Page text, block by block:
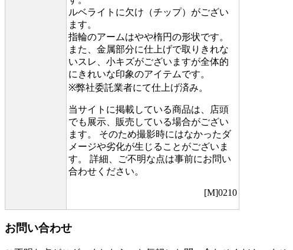
ルベライトに欠け（チップ）がござい
ます。
指輪のアームはやや楕円の形状です。
また、金属部分に仕上げで取りきれな
いスレ、小キズがございますが全体的
にきれいな印象のアイテムです。
※弊社委託業者にて仕上げ済み。
当サイトに掲載している商品は、店頭
でも展示、販売している場合がござい
ます。 そのため撮影時にはなかったダ
メージや劣化が生じることがございま
す。 詳細、ご不明な点は事前にお問い
合わせください。
[M]0210
お問い合わせ